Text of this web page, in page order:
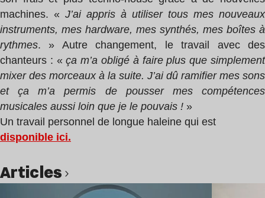
machines. « J’ai appris à utiliser tous mes nouveaux
instruments, mes hardware, mes synthés, mes boîtes à
rythmes. » Autre changement, le travail avec des
chanteurs : «ça m’a obligé à faire plus que simplement
mixer des morceaux à la suite. J’ai dû ramifier mes sons
et ça m’a permis de pousser mes compétences
musicales aussi loin que je le pouvais ! »
Un travail personnel de longue haleine qui est
disponible ici.
Articles